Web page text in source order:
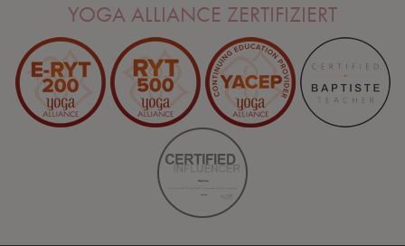
YOGA ALLIANCE ZERTIFIZIERT